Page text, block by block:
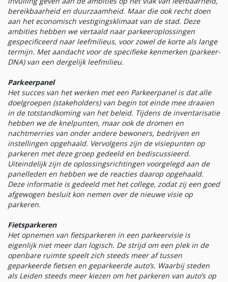
bereikbaarheid en duurzaamheid. Maar die ook recht doen
aan het economisch vestigingsklimaat van de stad. Deze
ambities hebben we vertaald naar parkeeroplossingen
gespecificeerd naar leefmilieus, voor zowel de korte als lange
termijn. Met aandacht voor de specifieke kenmerken (parkeer-
DNA) van een dergelijk leefmilieu.
Parkeerpanel
Het succes van het werken met een Parkeerpanel is dat alle
doelgroepen (stakeholders) van begin tot einde mee draaien
in de totstandkoming van het beleid. Tijdens de inventarisatie
hebben we de knelpunten, maar ook de dromen en
nachtmerries van onder andere bewoners, bedrijven en
instellingen opgehaald. Vervolgens zijn de visiepunten op
parkeren met deze groep gedeeld en bediscussieerd.
Uiteindelijk zijn de oplossingsrichtingen voorgelegd aan de
panelleden en hebben we de reacties daarop opgehaald.
Deze informatie is gedeeld met het college, zodat zij een goed
afgewogen besluit kon nemen over de nieuwe visie op
parkeren.
Fietsparkeren
Het opnemen van fietsparkeren in een parkeervisie is
eigenlijk niet meer dan logisch. De strijd om een plek in de
openbare ruimte speelt zich steeds meer af tussen
geparkeerde fietsen en geparkeerde auto’s. Waarbij steden
als Leiden steeds meer kiezen om het parkeren van auto’s op